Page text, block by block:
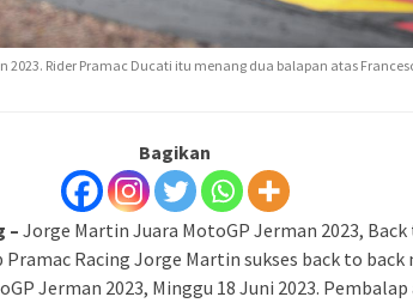
2023. Rider Pramac Ducati itu menang dua balapan atas
Bagikan
– Jorge Martin Juara MotoGP Jerman 2023,
Pramac Racing Jorge Martin sukses back to
Jerman 2023, Minggu 18 Juni 2023.